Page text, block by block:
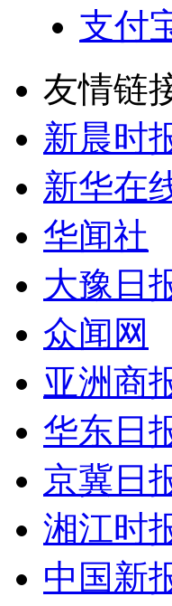
支付
友情链
新晨时
新华在
华闻社
大豫日
众闻网
亚洲商
华东日
京冀日
湘江时
中国新